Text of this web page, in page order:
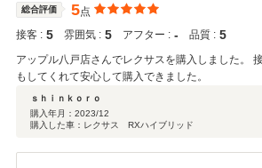
総合評価 5点
接客 : 5 雰囲気 : 5 アフター : ‐ 品質 : 5
アップル八戸店さんでレクサスを購入しました。
もしてくれて安心して購入できました。
ｓｈｉｎｋｏｒｏ
購入年月： 2023/12
購入した車：レクサス RXハイブリッド